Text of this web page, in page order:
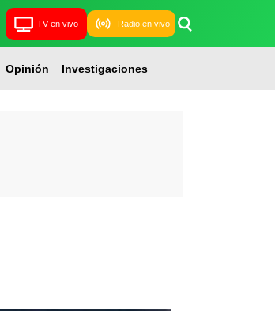
TV en vivo Radio en vivo
Opinión Investigaciones